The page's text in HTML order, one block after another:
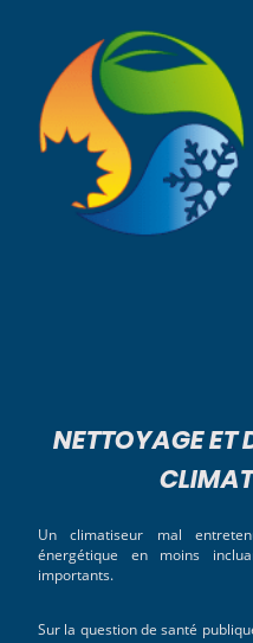
NETTOYAGE ET
Un climatiseur mal
énergétique en moins
importants.
Sur la question de santé